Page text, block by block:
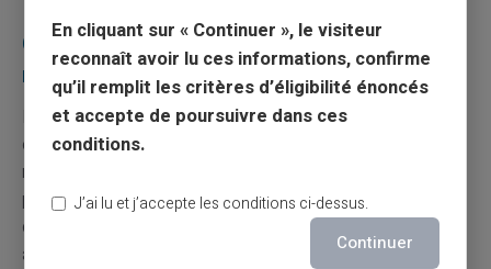
Quels recours ai-je face à de multiples fraudes
récentes ?
Face aux occurrences répétées préoccupantes, une
collaboration avec vos agents de sécurité pourrait
révéler des modèles de comportement malveillant
persistant. Examinez également la possibilité de
dialogues ouverts dans un cadre collectif pour répondre
à vos attentes légales.
En cliquant sur « Continuer », le visiteur
reconnaît avoir lu ces informations, confirme
qu’il remplit les critères d’éligibilité énoncés
et accepte de poursuivre dans ces
conditions.
J’ai lu et j’accepte les conditions ci-dessus.
Continuer